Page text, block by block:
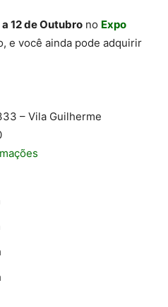
a 12 de Outubro no Expo
e você ainda pode adquirir
– Vila Guilherme